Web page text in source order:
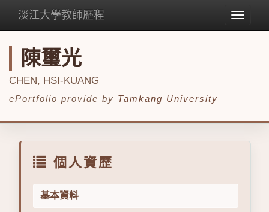
Toggle
淡江大學教師歷程
陳璽光
CHEN, HSI-KUANG
ePortfolio provide by Tamkang University
個人資歷
基本資料